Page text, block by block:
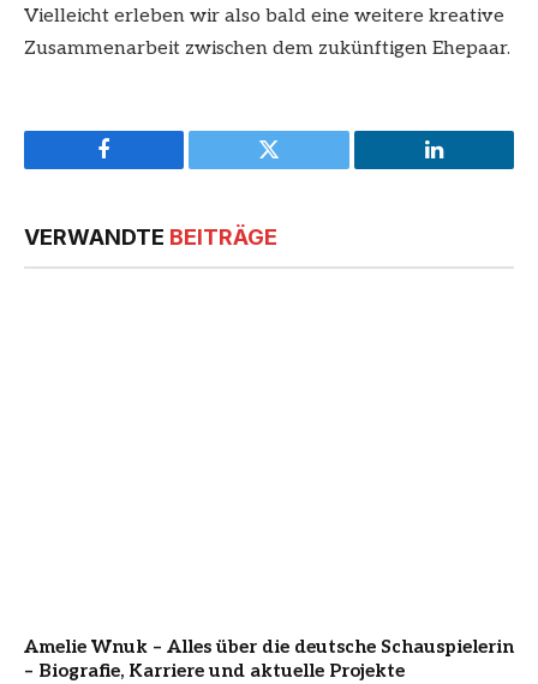
Vielleicht erleben wir also bald eine weitere kreative
Zusammenarbeit zwischen dem zukünftigen Ehepaar.
Facebook Twitter LinkedIn
VERWANDTE BEITRÄGE
Amelie Wnuk – Alles über die deutsche Schauspielerin
– Biografie, Karriere und aktuelle Projekte